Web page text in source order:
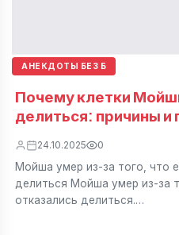
АНЕКДОТЫ БЕЗ Б
Почему клетки
делиться: причины и
24.10.2025 0
Мойша умер из-за того, что
делиться Мойша умер из-за
отказались делиться.…